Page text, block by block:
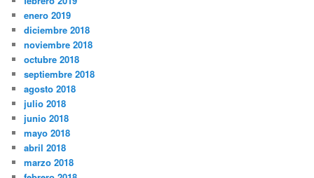
enero 2019
diciembre 2018
noviembre 2018
octubre 2018
septiembre 2018
agosto 2018
julio 2018
junio 2018
mayo 2018
abril 2018
marzo 2018